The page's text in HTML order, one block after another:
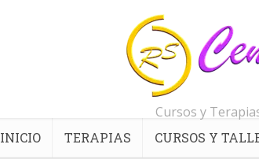
Cursos y
INICIO TERAPIAS CURSOS Y